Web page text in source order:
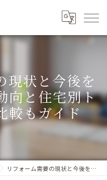
現状と今後を
向と住宅別ト
較もガイド
リフォーム需要の現状と今後を徹底解説！市場動向と住宅別トレンドや費用比較もガイド